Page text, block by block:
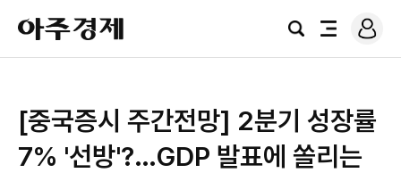
아
주
경
검
전
로
그
[중국증시 주간전망] 2분기 성장률
7% '선방'?…GDP 발표에 쏠리는